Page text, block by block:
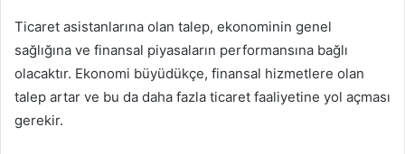
Ticaret asistanlarına olan talep, ekonominin genel
sağlığına ve finansal piyasaların performansına bağlı
olacaktır. Ekonomi büyüdükçe, finansal hizmetlere olan
talep artar ve bu da daha fazla ticaret faaliyetine yol açması
gerekir.